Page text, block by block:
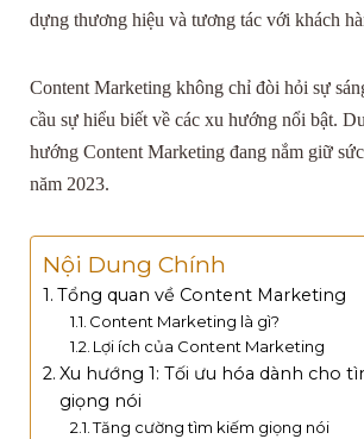
dựng thương hiệu và tương tác với khách
Content Marketing không chỉ đòi hỏi sự
cầu sự hiểu biết về các xu hướng nổi bật.
hướng Content Marketing đang nắm giữ
năm 2023.
Nội Dung Chính
Tổng quan về Content Marketing
Content Marketing là gì?
Lợi ích của Content Marketing
Xu hướng 1: Tối ưu hóa dành cho
giọng nói
Tăng cường tìm kiếm giọng nói